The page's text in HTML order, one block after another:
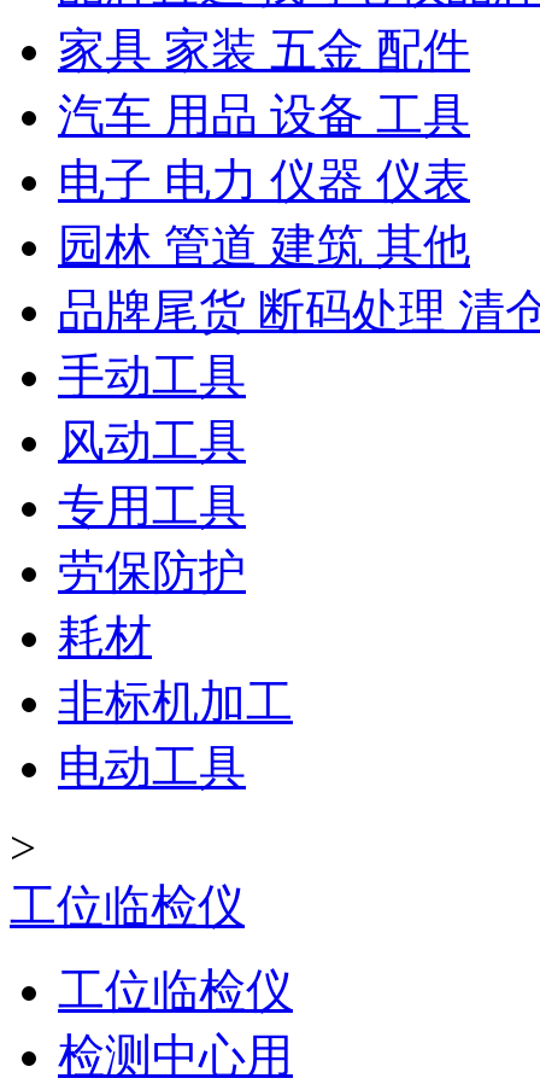
家具 家装 五金 配件
汽车 用品 设备 工具
电子 电力 仪器 仪表
园林 管道 建筑 其他
品牌尾货 断码处理 清
手动工具
风动工具
专用工具
劳保防护
耗材
非标机加工
电动工具
>
工位临检仪
工位临检仪
检测中心用